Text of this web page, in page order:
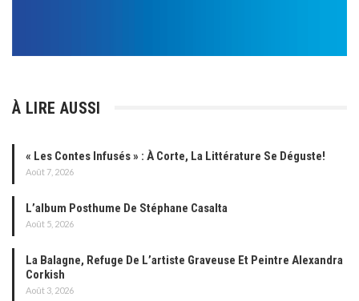
À LIRE AUSSI
« Les Contes Infusés » : À Corte, La Littérature Se Déguste!
Août 7, 2026
L’album Posthume De Stéphane Casalta
Août 5, 2026
La Balagne, Refuge De L’artiste Graveuse Et Peintre Alexandra
Corkish
Août 3, 2026